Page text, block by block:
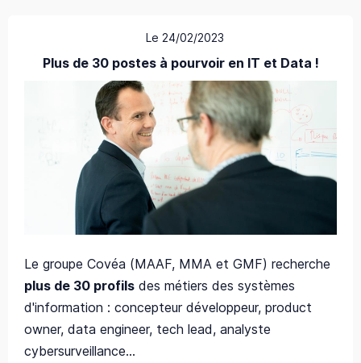
Le 24/02/2023
Plus de 30 postes à pourvoir en IT et Data !
Le groupe Covéa (MAAF, MMA et GMF) recherche
plus de 30 profils des métiers des systèmes
d'information : concepteur développeur, product
owner, data engineer, tech lead, analyste
cybersurveillance...